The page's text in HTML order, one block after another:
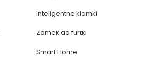
Inteligentne klamki
Zamek do furtki
Smart Home